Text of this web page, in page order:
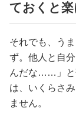
ておくと
それでも、う
ず。他人と自
んだな……」と
は、いくらさ
ません。